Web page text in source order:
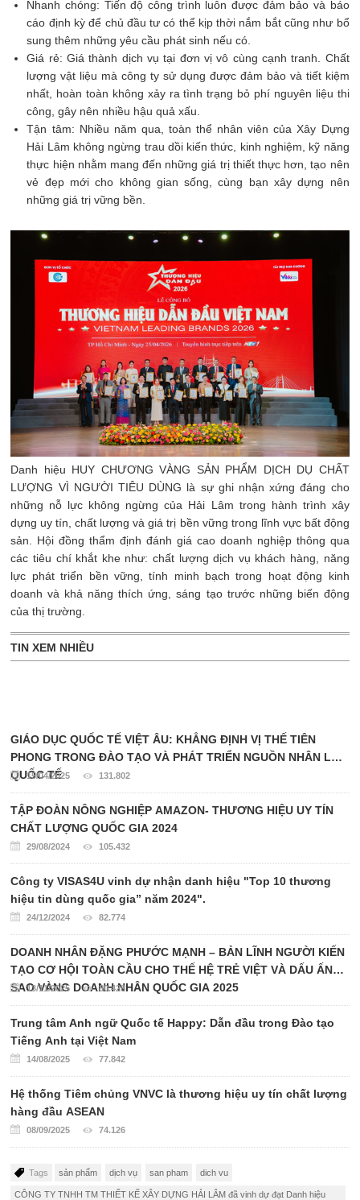
Nhanh chóng: Tiến độ công trình luôn được đảm bảo và báo
cáo định kỳ để chủ đầu tư có thể kịp thời nắm bắt cũng như bổ
sung thêm những yêu cầu phát sinh nếu có.
Giá rẻ: Giá thành dịch vụ tại đơn vị vô cùng cạnh tranh. Chất
lượng vật liệu mà công ty sử dụng được đảm bảo và tiết kiệm
nhất, hoàn toàn không xảy ra tình trạng bỏ phí nguyên liệu thi
công, gây nên nhiều hậu quả xấu.
Tận tâm: Nhiều năm qua, toàn thể nhân viên của Xây Dựng
Hải Lâm không ngừng trau dồi kiến thức, kinh nghiệm, kỹ năng
thực hiện nhằm mang đến những giá trị thiết thực hơn, tạo nên
vẻ đẹp mới cho không gian sống, cùng bạn xây dựng nên
những giá trị vững bền.
Danh hiệu HUY CHƯƠNG VÀNG SẢN PHẨM DỊCH DỤ CHẤT
LƯỢNG VÌ NGƯỜI TIÊU DÙNG là sự ghi nhận xứng đáng cho
những nỗ lực không ngừng của Hải Lâm trong hành trình xây
dựng uy tín, chất lượng và giá trị bền vững trong lĩnh vực bất động
sản. Hội đồng thẩm định đánh giá cao doanh nghiệp thông qua
các tiêu chí khắt khe như: chất lượng dịch vụ khách hàng, năng
lực phát triển bền vững, tính minh bạch trong hoạt động kinh
doanh và khả năng thích ứng, sáng tạo trước những biến động
của thị trường.
TIN XEM NHIỀU
GIÁO DỤC QUỐC TẾ VIỆT ÂU: KHẲNG ĐỊNH VỊ THẾ TIÊN
PHONG TRONG ĐÀO TẠO VÀ PHÁT TRIỂN NGUỒN NHÂN LỰC
QUỐC TẾ
15/04/2025 131.802
TẬP ĐOÀN NÔNG NGHIỆP AMAZON- THƯƠNG HIỆU UY TÍN
CHẤT LƯỢNG QUỐC GIA 2024
29/08/2024 105.432
Công ty VISAS4U vinh dự nhận danh hiệu "Top 10 thương
hiệu tin dùng quốc gia” năm 2024".
24/12/2024 82.774
DOANH NHÂN ĐẶNG PHƯỚC MẠNH – BẢN LĨNH NGƯỜI KIẾN
TẠO CƠ HỘI TOÀN CẦU CHO THẾ HỆ TRẺ VIỆT VÀ DẤU ẤN
SAO VÀNG DOANH NHÂN QUỐC GIA 2025
13/11/2025 80.428
Trung tâm Anh ngữ Quốc tế Happy: Dẫn đầu trong Đào tạo
Tiếng Anh tại Việt Nam
14/08/2025 77.842
Hệ thống Tiêm chủng VNVC là thương hiệu uy tín chất lượng
hàng đầu ASEAN
08/09/2025 74.126
Tags sản phẩm dịch vụ san pham dich vu
CÔNG TY TNHH TM THIẾT KẾ XÂY DỰNG HẢI LÂM đã vinh dự đạt Danh hiệu